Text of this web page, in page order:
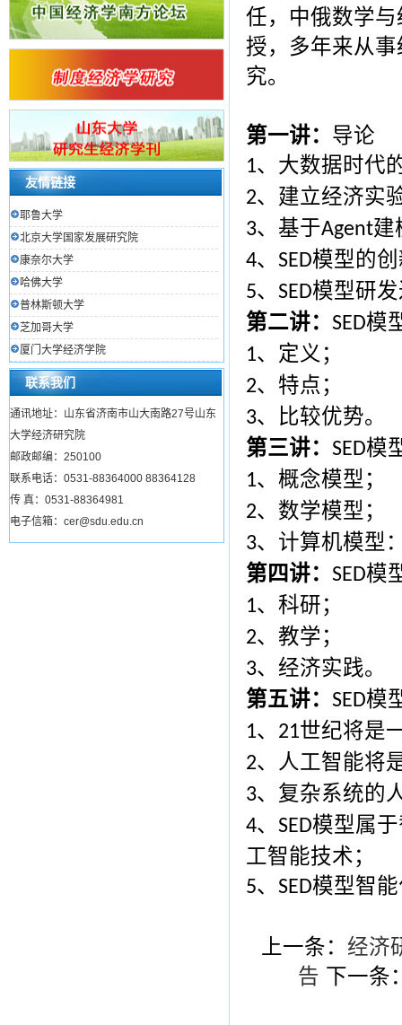
友情链接
耶鲁大学
北京大学国家发展研究院
康奈尔大学
哈佛大学
普林斯顿大学
芝加哥大学
厦门大学经济学院
联系我们
通讯地址：山东省济南市山大南路27号山东
大学经济研究院
邮政邮编：250100
联系电话：0531-88364000 88364128
传 真：0531-88364981
电子信箱：cer@sdu.edu.cn
任，中俄数学
授，多年来从
究。
第一讲： 导论
1、大数据时代
2、建立经济实
3、基于Agent建
4、 SED模型的
5、 SED模型研
第二讲： SED模
1、定义；
2、特点；
3、比较优势。
第三讲： SED模
1、概念模型；
2、数学模型；
3、计算机模型
第四讲： SED模
1、科研；
2、教学；
3、经济实践。
第五讲： SED模
1、 21世纪将是
2、人工智能将
3、复杂系统的
4、 SED模型属
工智能技术；
5、 SED模型智
上一条： 经济
告 下一条